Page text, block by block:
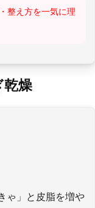
整え方を一気に理
燥
ゃ」と皮脂を増や